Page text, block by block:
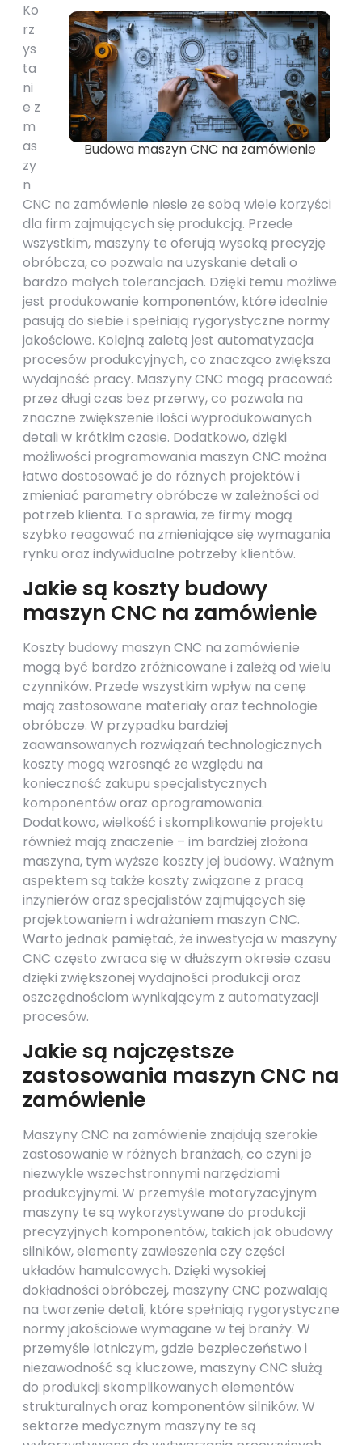
Budowa maszyn CNC na zamówienie
Ko
rz
ys
ta
ni
e z
m
as
zy
n
CNC na zamówienie niesie ze sobą wiele korzyści
dla firm zajmujących się produkcją. Przede
wszystkim, maszyny te oferują wysoką precyzję
obróbcza, co pozwala na uzyskanie detali o
bardzo małych tolerancjach. Dzięki temu możliwe
jest produkowanie komponentów, które idealnie
pasują do siebie i spełniają rygorystyczne normy
jakościowe. Kolejną zaletą jest automatyzacja
procesów produkcyjnych, co znacząco zwiększa
wydajność pracy. Maszyny CNC mogą pracować
przez długi czas bez przerwy, co pozwala na
znaczne zwiększenie ilości wyprodukowanych
detali w krótkim czasie. Dodatkowo, dzięki
możliwości programowania maszyn CNC można
łatwo dostosować je do różnych projektów i
zmieniać parametry obróbcze w zależności od
potrzeb klienta. To sprawia, że firmy mogą
szybko reagować na zmieniające się wymagania
rynku oraz indywidualne potrzeby klientów.
Jakie są koszty budowy
maszyn CNC na zamówienie
Koszty budowy maszyn CNC na zamówienie
mogą być bardzo zróżnicowane i zależą od wielu
czynników. Przede wszystkim wpływ na cenę
mają zastosowane materiały oraz technologie
obróbcze. W przypadku bardziej
zaawansowanych rozwiązań technologicznych
koszty mogą wzrosnąć ze względu na
konieczność zakupu specjalistycznych
komponentów oraz oprogramowania.
Dodatkowo, wielkość i skomplikowanie projektu
również mają znaczenie – im bardziej złożona
maszyna, tym wyższe koszty jej budowy. Ważnym
aspektem są także koszty związane z pracą
inżynierów oraz specjalistów zajmujących się
projektowaniem i wdrażaniem maszyn CNC.
Warto jednak pamiętać, że inwestycja w maszyny
CNC często zwraca się w dłuższym okresie czasu
dzięki zwiększonej wydajności produkcji oraz
oszczędnościom wynikającym z automatyzacji
procesów.
Jakie są najczęstsze
zastosowania maszyn CNC na
zamówienie
Maszyny CNC na zamówienie znajdują szerokie
zastosowanie w różnych branżach, co czyni je
niezwykle wszechstronnymi narzędziami
produkcyjnymi. W przemyśle motoryzacyjnym
maszyny te są wykorzystywane do produkcji
precyzyjnych komponentów, takich jak obudowy
silników, elementy zawieszenia czy części
układów hamulcowych. Dzięki wysokiej
dokładności obróbczej, maszyny CNC pozwalają
na tworzenie detali, które spełniają rygorystyczne
normy jakościowe wymagane w tej branży. W
przemyśle lotniczym, gdzie bezpieczeństwo i
niezawodność są kluczowe, maszyny CNC służą
do produkcji skomplikowanych elementów
strukturalnych oraz komponentów silników. W
sektorze medycznym maszyny te są